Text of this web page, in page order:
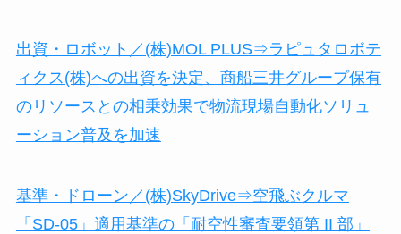
出資・ロボット／(株)MOL PLUS⇒ラピュタロボテ
ィクス(株)への出資を決定、商船三井グループ保有
のリソースとの相乗効果で物流現場自動化ソリュ
ーション普及を加速
基準・ドローン／(株)SkyDrive⇒空飛ぶクルマ
「SD-05」適用基準の「耐空性審査要領第 II 部」